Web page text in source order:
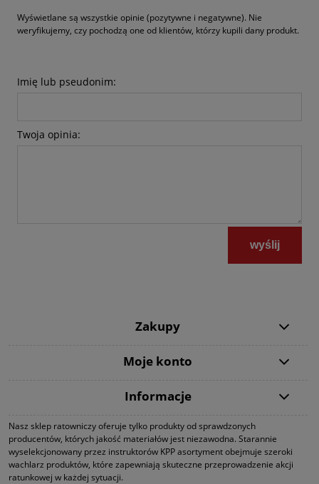
Wyświetlane są wszystkie opinie (pozytywne i negatywne). Nie
weryfikujemy, czy pochodzą one od klientów, którzy kupili dany produkt.
Imię lub pseudonim:
Twoja opinia:
wyślij
Zakupy
Moje konto
Informacje
Nasz sklep ratowniczy oferuje tylko produkty od sprawdzonych
producentów, których jakość materiałów jest niezawodna. Starannie
wyselekcjonowany przez instruktorów KPP asortyment obejmuje szeroki
wachlarz produktów, które zapewniają skuteczne przeprowadzenie akcji
ratunkowej w każdej sytuacji.